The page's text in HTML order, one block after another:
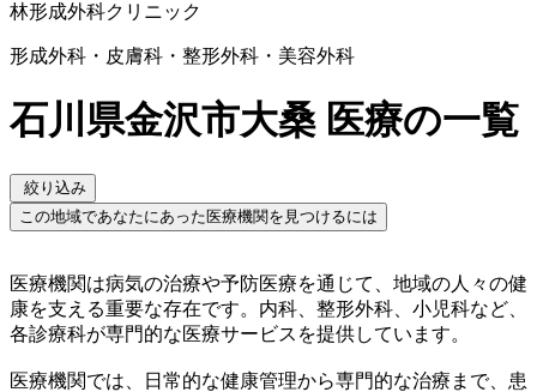
林形成外科クリニック
形成外科・皮膚科・整形外科・美容外科
石川県金沢市大桑 医療の一覧
絞り込み
この地域であなたにあった医療機関を見つけるには
医療機関は病気の治療や予防医療を通じて、地域の人々の健
康を支える重要な存在です。内科、整形外科、小児科など、
各診療科が専門的な医療サービスを提供しています。
医療機関では、日常的な健康管理から専門的な治療まで、患